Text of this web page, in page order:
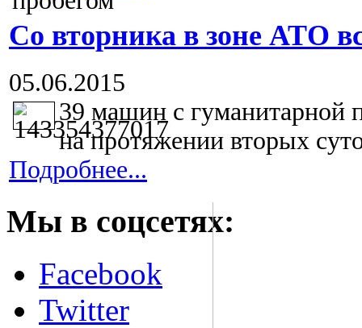
Со вторника в зоне АТО
05.06.2015
39 машин с гуманитарной
на протяжении вторых
Подробнее...
Мы в соцсетях:
Facebook
Twitter